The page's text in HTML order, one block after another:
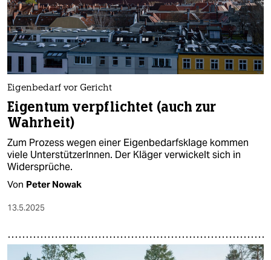
Eigenbedarf vor Gericht
Eigentum verpflichtet (auch zur
Wahrheit)
Zum Prozess wegen einer Eigenbedarfsklage kommen
viele UnterstützerInnen. Der Kläger verwickelt sich in
Widersprüche.
Von Peter Nowak
13.5.2025